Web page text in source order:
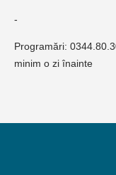
-
Programări:
minim o zi înainte